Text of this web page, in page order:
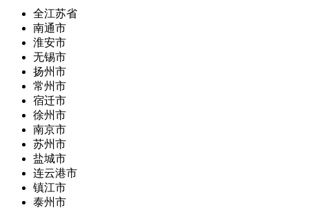
全江苏省
南通市
淮安市
无锡市
扬州市
常州市
宿迁市
徐州市
南京市
苏州市
盐城市
连云港市
镇江市
泰州市